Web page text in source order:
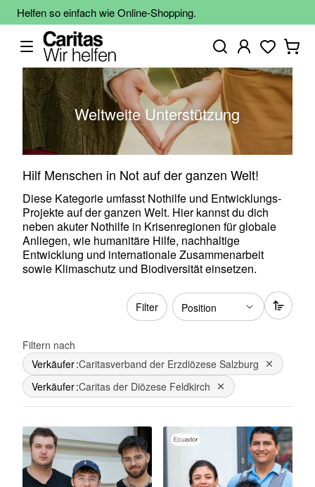
Helfen so einfach wie Online-Shopping.
Weltweite Unterstützung
Hilf Menschen in Not auf der ganzen Welt!
Diese Kategorie umfasst Nothilfe und Entwicklungs-
Projekte auf der ganzen Welt. Hier kannst du dich
neben akuter Nothilfe in Krisenregionen für globale
Anliegen, wie humanitäre Hilfe, nachhaltige
Entwicklung und internationale Zusammenarbeit
sowie Klimaschutz und Biodiversität einsetzen.
Filter
Filtern nach
Verkäufer Caritasverband der Erzdiözese Salzburg
Dies
Verkäufer Caritas der Diözese Feldkirch Dies entfernen